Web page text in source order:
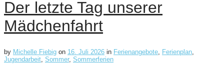
Der letzte Tag unserer
Mädchenfahrt
by Michelle Fiebig on 16. Juli 2026 in Ferienangebote, Ferienplan,
Jugendarbeit, Sommer, Sommerferien